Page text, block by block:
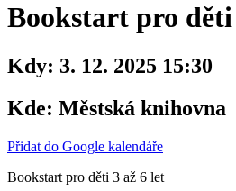
Bookstart pro děti
Kdy: 3. 12. 2025 15:30
Kde: Městská knihovna
Přidat do Google kalendáře
Bookstart pro děti 3 až 6 let